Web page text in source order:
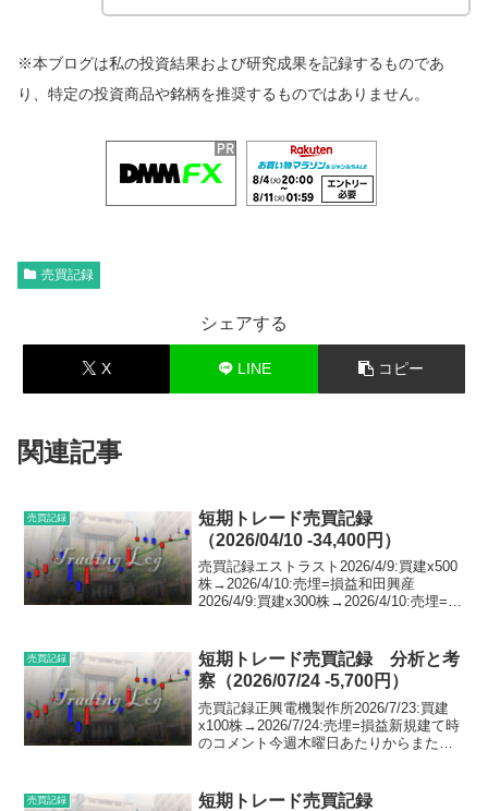
※本ブログは私の投資結果および研究成果を記録するものであ
り、特定の投資商品や銘柄を推奨するものではありません。
売買記録
シェアする
X LINE コピー
関連記事
売買記録
短期トレード売買記録
（2026/04/10 -34,400円）
売買記録エストラスト2026/4/9:買建x500
株→2026/4/10:売埋=損益和田興産
2026/4/9:買建x300株→2026/4/10:売埋=損
拾っていきま...
売買記録
短期トレード売買記録 分析と考
察（2026/07/24 -5,700円）
売買記録正興電機製作所2026/7/23:買建
x100株→2026/7/24:売埋=損益新規建て時
のコメント今週木曜日あたりからまた決
でありQ1です。以前も書いたよ...
売買記録
短期トレード売買記録